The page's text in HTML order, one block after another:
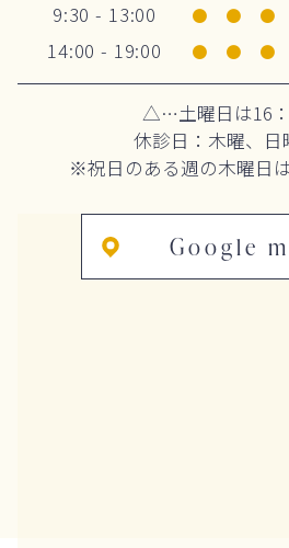
9:30 - 13:00 ● ● ●
14:00 - 19:00 ● ● ●
△…土曜日は16
休診日：木曜、日
※祝日のある週の木曜日
Google